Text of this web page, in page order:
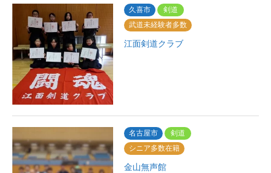
久喜市
剣道
武道未経験者多数
江面剣道クラブ
名古屋市
剣道
シニア多数在籍
金山無声館